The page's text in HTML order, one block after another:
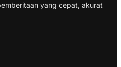
yang cepat, akurat